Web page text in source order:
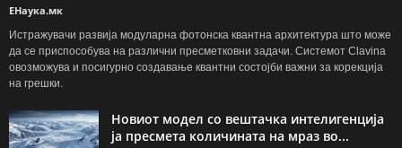
ЕНаука.мк
Истражувачи развија модуларна фотонска квантна архитектура што може
да се приспособува на различни пресметковни задачи. Системот Clavina
овозможува и посигурно создавање квантни состојби важни за корекција
на грешки.
Новиот модел со вештачка интелигенција
ја пресмета количината на мраз во...